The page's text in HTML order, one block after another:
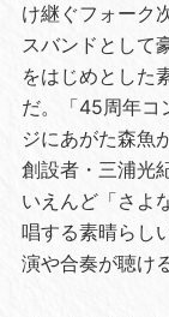
け継ぐフォーク
スバンドとして
をはじめとした
だ。「45周年コ
ジにあがた森魚
創設者・三浦光
いえんど「さよ
唱する素晴らし
演や合奏が聴け